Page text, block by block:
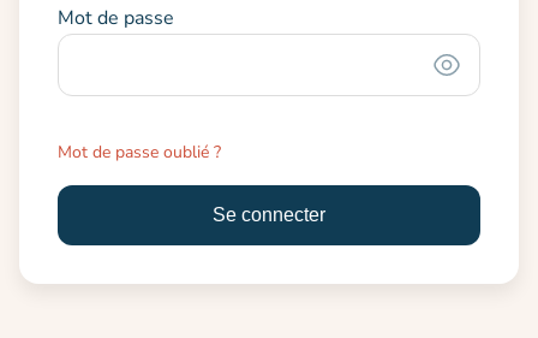
Mot de passe
Mot de passe oublié ?
Se connecter